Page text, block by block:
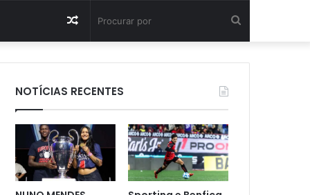
por
Artigo
aleatório
NOTÍCIAS RECENTES